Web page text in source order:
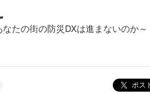
たの街の防災DXは進まないのか～
ポス